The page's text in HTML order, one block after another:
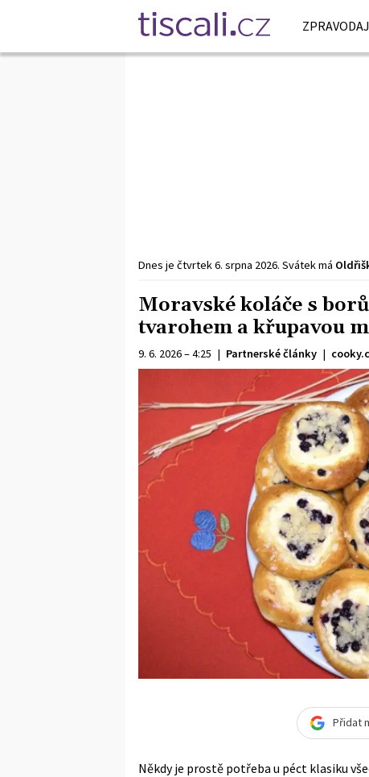
Dnes je čtvrtek6. srpna 2026. Svátek má
Moravské koláče s
tvarohem a křupavou
9. 6. 2026 – 4:25 | Partnerské články |
Přidat
Někdy je prostě potřeba u péct klasiku